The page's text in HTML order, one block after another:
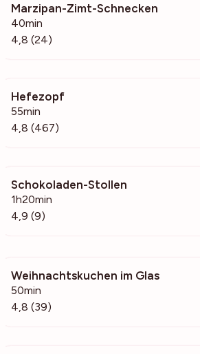
Marzipan-Zimt-Schnecken
40min
4,8 (24)
Hefezopf
55min
4,8 (467)
Schokoladen-Stollen
1h20min
4,9 (9)
Weihnachtskuchen im Glas
50min
4,8 (39)